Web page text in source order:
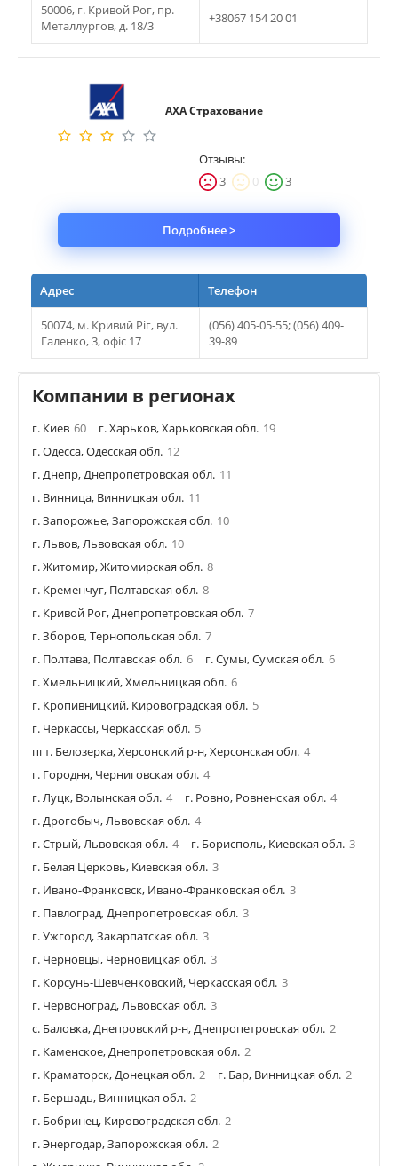
50006, г. Кривой Рог, пр.
Металлургов, д. 18/3
+38067 154 20 01
АХА Страхование
Отзывы:
3
0 3
Подробнее >
Адрес Телефон
50074, м. Кривий Ріг, вул.
Галенко, 3, офіс 17
(056) 405-05-55; (056) 409-
39-89
Компании в регионах
г. Киев 60 г. Харьков, Харьковская обл. 19
г. Одесса, Одесская обл. 12
г. Днепр, Днепропетровская обл. 11
г. Винница, Винницкая обл. 11
г. Запорожье, Запорожская обл. 10
г. Львов, Львовская обл. 10
г. Житомир, Житомирская обл. 8
г. Кременчуг, Полтавская обл. 8
г. Кривой Рог, Днепропетровская обл. 7
г. Зборов, Тернопольская обл. 7
г. Полтава, Полтавская обл. 6 г. Сумы, Сумская обл. 6
г. Хмельницкий, Хмельницкая обл. 6
г. Кропивницкий, Кировоградская обл. 5
г. Черкассы, Черкасская обл. 5
пгт. Белозерка, Херсонский р-н, Херсонская обл. 4
г. Городня, Черниговская обл. 4
г. Луцк, Волынская обл. 4 г. Ровно, Ровненская обл. 4
г. Дрогобыч, Львовская обл. 4
г. Стрый, Львовская обл. 4 г. Борисполь, Киевская обл. 3
г. Белая Церковь, Киевская обл. 3
г. Ивано-Франковск, Ивано-Франковская обл. 3
г. Павлоград, Днепропетровская обл. 3
г. Ужгород, Закарпатская обл. 3
г. Черновцы, Черновицкая обл. 3
г. Корсунь-Шевченковский, Черкасская обл. 3
г. Червоноград, Львовская обл. 3
с. Баловка, Днепровский р-н, Днепропетровская обл. 2
г. Каменское, Днепропетровская обл. 2
г. Краматорск, Донецкая обл. 2 г. Бар, Винницкая обл. 2
г. Бершадь, Винницкая обл. 2
г. Бобринец, Кировоградская обл. 2
г. Энергодар, Запорожская обл. 2